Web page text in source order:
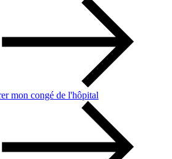
mon congé de l'hôpital